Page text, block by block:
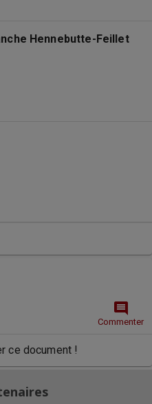
Hennebutte-Feillet
comment
Commenter
ce document !